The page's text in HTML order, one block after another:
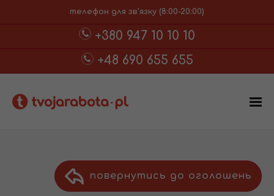
телефон для зв'язку (8:00-20:00)
+380 947 10 10 10
+48 690 655 655
повернутись до оголошень